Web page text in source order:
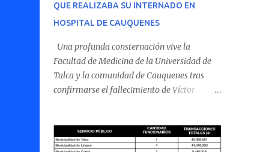
QUE REALIZABA SU INTERNADO EN
HOSPITAL DE CAUQUENES
Una profunda consternación vive la
Facultad de Medicina de la Universidad de
Talca y la comunidad de Cauquenes tras
confirmarse el fallecimiento de Víctor
Cauquenes. De acuerdo con los antecedentes
conocidos, el joven se presentó a cumplir su